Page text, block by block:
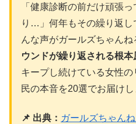
「健康診断の前だけ頑張
り…」何年もその繰り返
んな声がガールズちゃんね
ウンドが繰り返される根本
キープし続けている女性
民の本音を20選でお届け
📌 出典： ガールズちゃん